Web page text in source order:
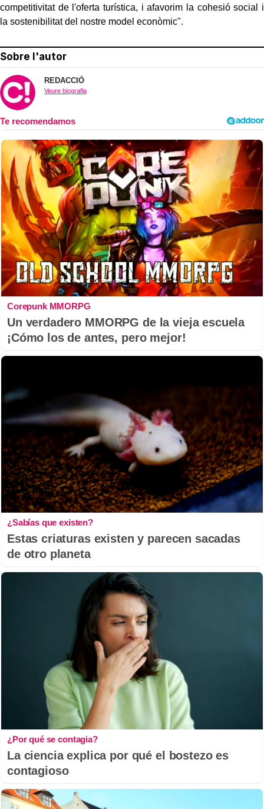
competitivitat de l'oferta turística, i afavorim la cohesió social i
la sostenibilitat del nostre model econòmic".
Sobre l'autor
REDACCIÓ
Veure biografia
Corepunk MMORPG
Un verdadero MMORPG de la vieja escuela
¡Cómo los de antes, pero mejor!
¿Sabías que existen?
Estas criaturas existen y parecen sacadas
de otro planeta
¿Por qué se contagia?
La ciencia explica por qué el bostezo es
contagioso